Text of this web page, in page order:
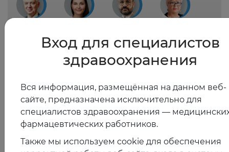
долголетия
Вход для специалистов
здравоохранения
Вся информация, размещённая на данном веб-
сайте, предназначена исключительно для
специалистов здравоохранения —
фармацевтических работников.
Также мы используем cookie для обеспечения